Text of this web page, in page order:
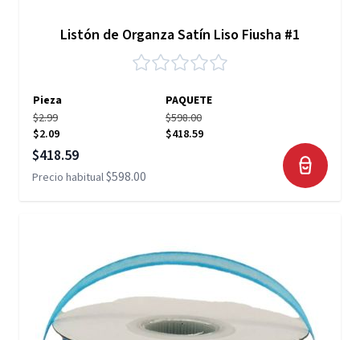
Listón de Organza Satín Liso Fiusha #1
Pieza
PAQUETE
$2.99
$2.09
$598.00
$418.59
Precio especial
$418.59
Precio habitual$598.00